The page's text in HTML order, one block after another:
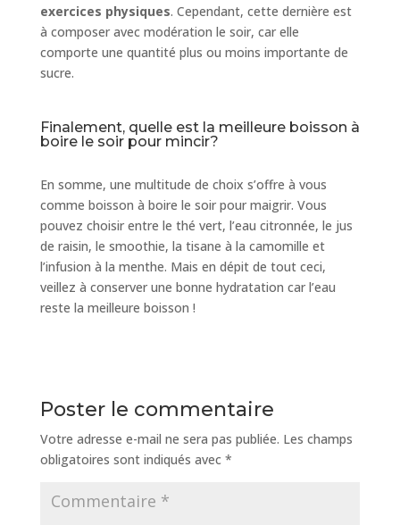
exercices physiques. Cependant, cette dernière est
à composer avec modération le soir, car elle
comporte une quantité plus ou moins importante de
sucre.
Finalement, quelle est la meilleure boisson à
boire le soir pour mincir?
En somme, une multitude de choix s’offre à vous
comme boisson à boire le soir pour maigrir. Vous
pouvez choisir entre le thé vert, l’eau citronnée, le jus
de raisin, le smoothie, la tisane à la camomille et
l’infusion à la menthe. Mais en dépit de tout ceci,
veillez à conserver une bonne hydratation car l’eau
reste la meilleure boisson !
Poster le commentaire
Votre adresse e-mail ne sera pas publiée. Les champs
obligatoires sont indiqués avec *